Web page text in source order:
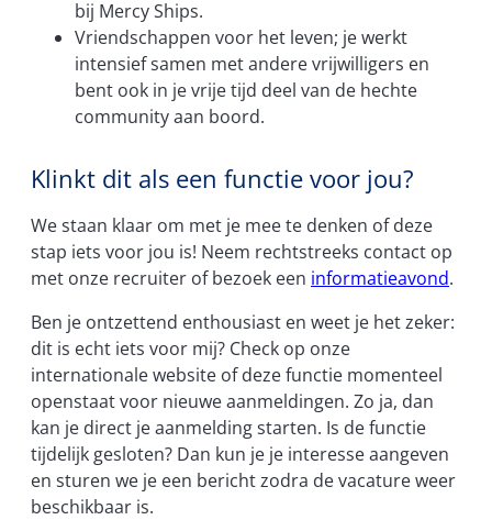
bij Mercy Ships.
Vriendschappen voor het leven; je werkt
intensief samen met andere vrijwilligers en
bent ook in je vrije tijd deel van de hechte
community aan boord.
Klinkt dit als een functie voor jou?
We staan klaar om met je mee te denken of deze
stap iets voor jou is! Neem rechtstreeks contact op
met onze recruiter of bezoek een informatieavond.
Ben je ontzettend enthousiast en weet je het zeker:
dit is echt iets voor mij? Check op onze
internationale website of deze functie momenteel
openstaat voor nieuwe aanmeldingen. Zo ja, dan
kan je direct je aanmelding starten. Is de functie
tijdelijk gesloten? Dan kun je je interesse aangeven
en sturen we je een bericht zodra de vacature weer
beschikbaar is.